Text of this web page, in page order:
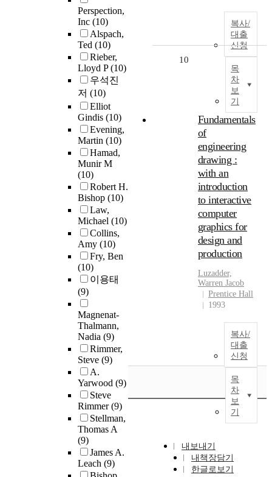
Perspection,
Inc (10)
Alspach,
Ted (10)
Rieber,
Lloyd P(10)
우석진
저 (10)
Elliot
Gindis (10)
Evening,
Martin (10)
Hamad,
Munir M
(10)
Robert H.
Bishop (10)
Law,
Michael (10)
Collins,
Amy (10)
Fry, Ben
(10)
이용태
(9)
Magnenat-
Thalmann,
Nadia (9)
Rimmer,
Steve (9)
A.
Yarwood (9)
Steve
Rimmer(9)
Stellman,
Thomas A
(9)
James A.
Leach (9)
복사/
대출
신청
목
차
보
기
10
Fundamentals
of
engineering
drawing :
with an
introduction
to interactive
computer
graphics for
design and
production
Luzadder,
Warren Jacob
Prentice Hall
1993
복사/
대출
신청
목
차
보
기
내보내기
내책장담기
한글로보기